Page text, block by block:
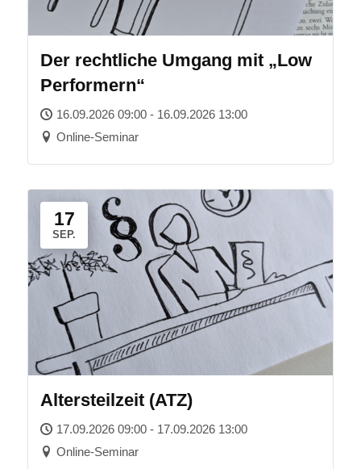
Der rechtliche Umgang mit „Low
Performern“
16.09.2026 09:00 - 16.09.2026 13:00
Online-Seminar
17
SEP.
Altersteilzeit (ATZ)
17.09.2026 09:00 - 17.09.2026 13:00
Online-Seminar